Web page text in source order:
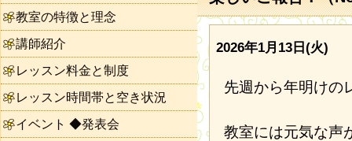
2026年1月13日(火)
先週から年明けの
教室には元気な声
教室の特徴と理念
講師紹介
レッスン料金と制度
レッスン時間帯と空き状況
イベント ◆発表会